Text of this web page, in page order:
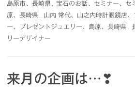
島原市、長崎県
宝石のお話、セミナー、セ
原、長崎県
山内 常代、山之内時計眼鏡店、
ー、プレゼントジュエリー、島原、長崎県
リーデザイナー
来月の企画は…❣